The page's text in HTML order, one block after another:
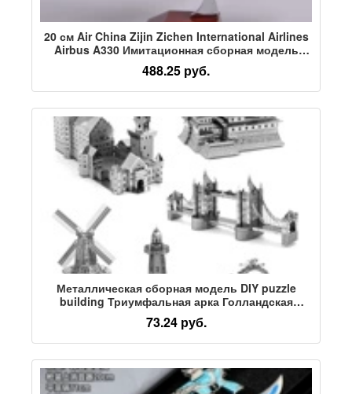
20 см Air China Zijin Zichen International Airlines
Airbus A330 Имитационная сборная модель
авиалайнера из сплава
488.25 руб.
Металлическая сборная модель DIY puzzle
building Триумфальная арка Голландская
ветряная мельница Эйфелева башня Маяк
73.24 руб.